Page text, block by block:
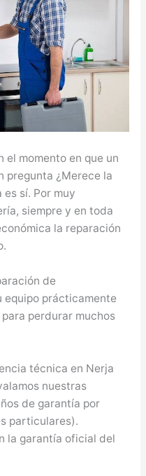
el momento en que un
pregunta ¿Merece la
sí. Por muy
siempre y en toda
la reparación
de
equipo prácticamente
perdurar muchos
técnica en Nerja
nuestras
de garantía por
particulares).
la garantía oficial del